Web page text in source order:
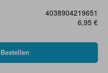
4038904219651
6,95 €